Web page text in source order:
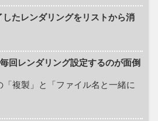
たレンダリングをリストから消
回レンダリング設定するのが面倒
「複製」と「ファイル名と一緒に